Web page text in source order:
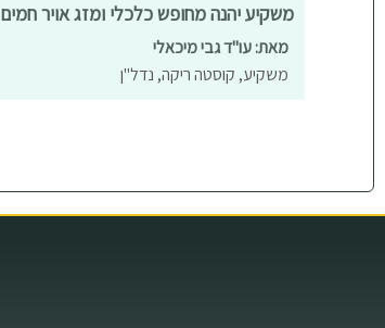
משקיע יהנה מחופש כלכלי ומזג אויר חמים
מאת: עו"ד גבי מיכאלי
משקיע, קוסטה ריקה, נדל"ן